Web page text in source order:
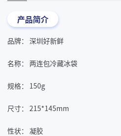
产品简介
品牌： 深圳好新鲜
名称： 两连包冷藏冰袋
规格： 150g
尺寸： 215*145mm
性状： 凝胶